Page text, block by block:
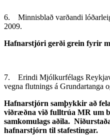
6. Minnisblað varðandi
2009.
Hafnarstjóri gerði grein fyrir
7. Erindi Mjólkurfélags
vegna flutnings á Grundartanga
Hafnarstjórn samþykkir að
viðræðna við fulltrúa MR um
samkomulags aðila.
hafnarstjórn til stafestingar.